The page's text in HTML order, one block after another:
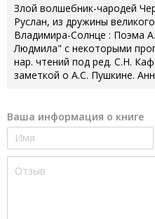
Злой волшебник-чародей
Руслан, из дружины
Владимира-Солнце : Поэма
Людмила" с некоторыми
нар. чтений под ред. С.Н.
заметкой о А.С. Пушкине.
Ваша информация о книге